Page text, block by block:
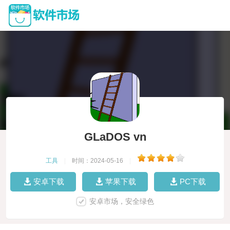
GLaDOS vn
工具 时间：2024-05-16
安卓下载 苹果下载 PC下载
安卓市场，安全绿色